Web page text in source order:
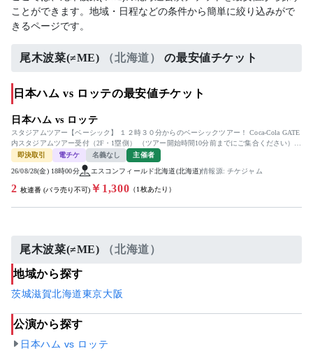
ことができます。地域・日程などの条件から簡単に絞り込みがで
きるページです。
尾木波菜(≠ME) （北海道） の最安値チケット
日本ハム vs ロッテの最安値チケット
日本ハム vs ロッテ
スタジアムツアー【ベーシック】 １２時３０分からのベーシックツアー！ Coca-Cola GATE
内スタジアムツアー受付（2F・1塁側） （ツアー開始時間10分前までにご集合ください）
電子...
即決取引 電チケ 名義なし 主催者
26/08/28(金) 18時00分 エスコンフィールド北海道(北海道)情報源: チケジャム
2 枚連番 (バラ売り不可) ￥1,300 （1枚あたり）
尾木波菜(≠ME) （北海道）
地域から探す
茨城滋賀北海道東京大阪
公演から探す
日本ハム vs ロッテ